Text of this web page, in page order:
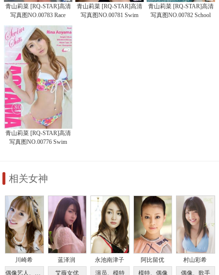
青山莉菜 [RQ-STAR]高清
写真图NO.00783 Race
Queen
青山莉菜 [RQ-STAR]高清
写真图NO.00781 Swim
青山莉菜 [RQ-STAR]高清
写真图NO.00782 School
青山莉菜 [RQ-STAR]高清
写真图NO.00776 Swim
相关女神
川崎希
偶像艺人、实业家、服装设计师
蓝泽润
艾薇女优
永池南津子
演员、模特
阿比留优
模特、偶像
村山彩希
偶像、歌手